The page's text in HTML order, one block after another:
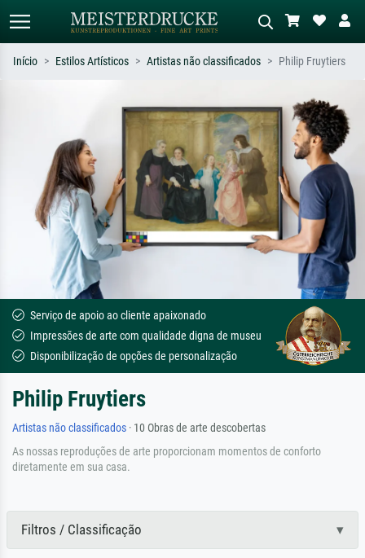
Pesquise por artista, título ou estilo –
ex: Monet, Noite Estrelada,
impressionismo, onda de Hokusai, nu.
Descreva a cena – ex: prado verde,
abstrato com muito vermelho, pintura
a óleo escura, nu em pé ao lado de
uma árvore.
Início Estilos Artísticos Artistas não classificados Philip Fruytiers
Serviço de apoio ao cliente apaixonado
Impressões de arte com qualidade digna de museu
Disponibilização de opções de personalização
Philip Fruytiers
Artistas não classificados · 10 Obras de arte descobertas
As nossas reproduções de arte proporcionam momentos de conforto
diretamente em sua casa.
Filtros / Classificação